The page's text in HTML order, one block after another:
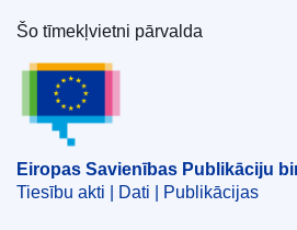
Eiropas Savienības
Šo tīmekļvietni pārvalda
Eiropas Savienības Publikāciju
Tiesību akti | Dati | Publikācijas